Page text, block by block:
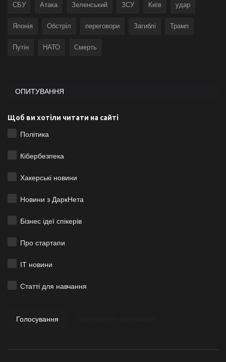
СБУ Атака Зеленський ЗСУ Київ удар
Японія Обстріл переговори Загиблі Трамп
Путін НАТО Смерть
ОПИТУВАННЯ
Щоб ви хотіли читати на сайті
Політика
Кібербезпека
Хакерські новини
Новини з ДаркНета
Бізнес ідеї спікерів
Про стартапи
ІТ новини
Статті для навчання
Голосування